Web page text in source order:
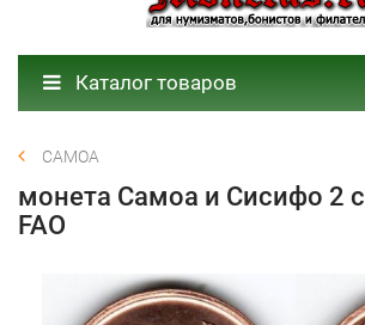
Каталог товаров
САМОА
монета Самоа и Cисифо 2
FAO